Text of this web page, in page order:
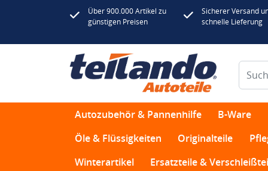
Über 900.000 Artikel zu
günstigen Preisen
Sicherer Versand
schnelle Lieferung
Autozubehör & Pannenhilfe B-Ware
Öle & Flüssigkeiten
Originalteile
Winterartikel
Ersatzteile &